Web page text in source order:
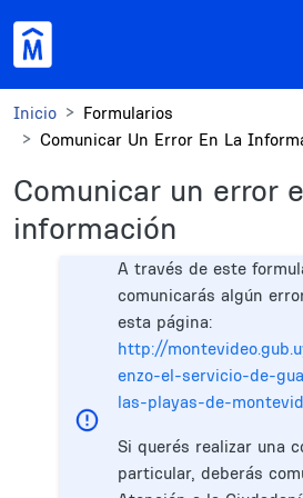
Inicio
Formularios
Comunicar Un Error En La
Comunicar un error
información
A través de este
comunicarás algún
esta página:
http://
enzo-el-servicio-de-
las-playas-de-
Si querés realizar una
particular, deberás